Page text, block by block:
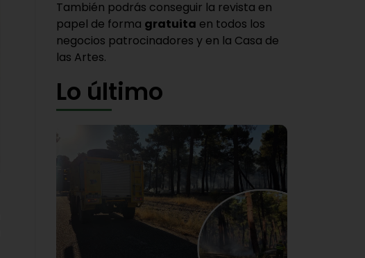
También podrás conseguir la revista en
papel de forma gratuita en todos los
negocios patrocinadores y en la Casa de
las Artes.
Lo último